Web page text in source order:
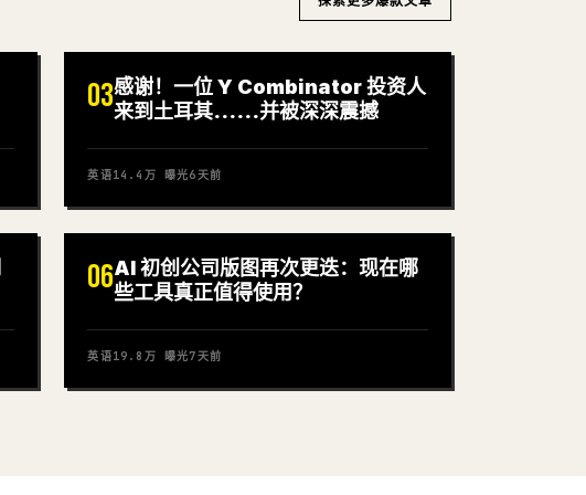
03感谢！一位 Y Combinator 投资人
来到土耳其……并被深深震撼
英语14.4万 曝光6天前
06AI 初创公司版图再次更迭：现在哪
些工具真正值得使用？
英语19.8万 曝光7天前